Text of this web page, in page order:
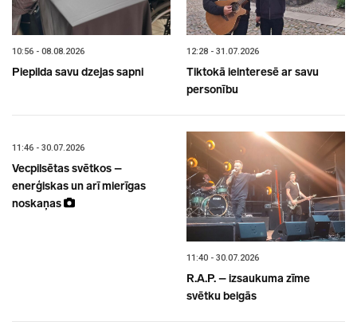
10:56 - 08.08.2026
Piepilda savu dzejas sapni
12:28 - 31.07.2026
Tiktokā ieinteresē ar savu
personību
11:46 - 30.07.2026
Vecpilsētas svētkos –
enerģiskas un arī mierīgas
noskaņas
11:40 - 30.07.2026
R.A.P. – izsaukuma zīme
svētku beigās